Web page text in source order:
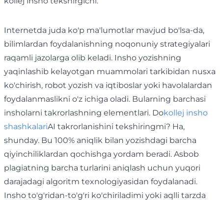
Internetda juda ko'p ma'lumotlar mavjud bo'lsa-da,
bilimlardan foydalanishning noqonuniy strategiyalari
raqamli jazolarga olib keladi. Insho yozishning
yaqinlashib kelayotgan muammolari tarkibidan nusxa
ko'chirish, robot yozish va iqtiboslar yoki havolalardan
foydalanmaslikni o'z ichiga oladi. Bularning barchasi
insholarni takrorlashning elementlari. Dokollej insho
shashkalariAI takrorlanishini tekshiringmi? Ha,
shunday. Bu 100% aniqlik bilan yozishdagi barcha
qiyinchiliklardan qochishga yordam beradi. Asbob
plagiatning barcha turlarini aniqlash uchun yuqori
darajadagi algoritm texnologiyasidan foydalanadi.
Insho to'g'ridan-to'g'ri ko'chiriladimi yoki aqlli tarzda